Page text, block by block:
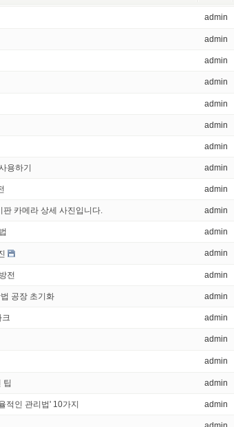
admin
admin
admin
admin
admin
admin
admin
용하기 admin
admin
카메라 상세 사진입니다. admin
admin
admin
전 admin
공장 초기화 admin
크 admin
admin
admin
팁 admin
적인 관리법' 10가지 admin